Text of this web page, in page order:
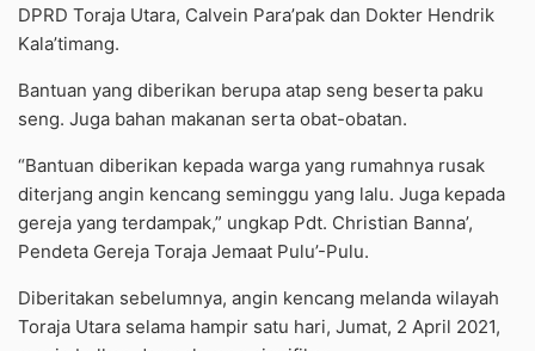
DPRD Toraja Utara, Calvein Para’pak dan Dokter Hendrik
Kala’timang.
Bantuan yang diberikan berupa atap seng beserta paku
seng. Juga bahan makanan serta obat-obatan.
“Bantuan diberikan kepada warga yang rumahnya rusak
diterjang angin kencang seminggu yang lalu. Juga kepada
gereja yang terdampak,” ungkap Pdt. Christian Banna’,
Pendeta Gereja Toraja Jemaat Pulu’-Pulu.
Diberitakan sebelumnya, angin kencang melanda wilayah
Toraja Utara selama hampir satu hari, Jumat, 2 April 2021,